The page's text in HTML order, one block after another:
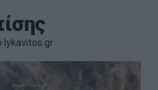
lykavitos.gr